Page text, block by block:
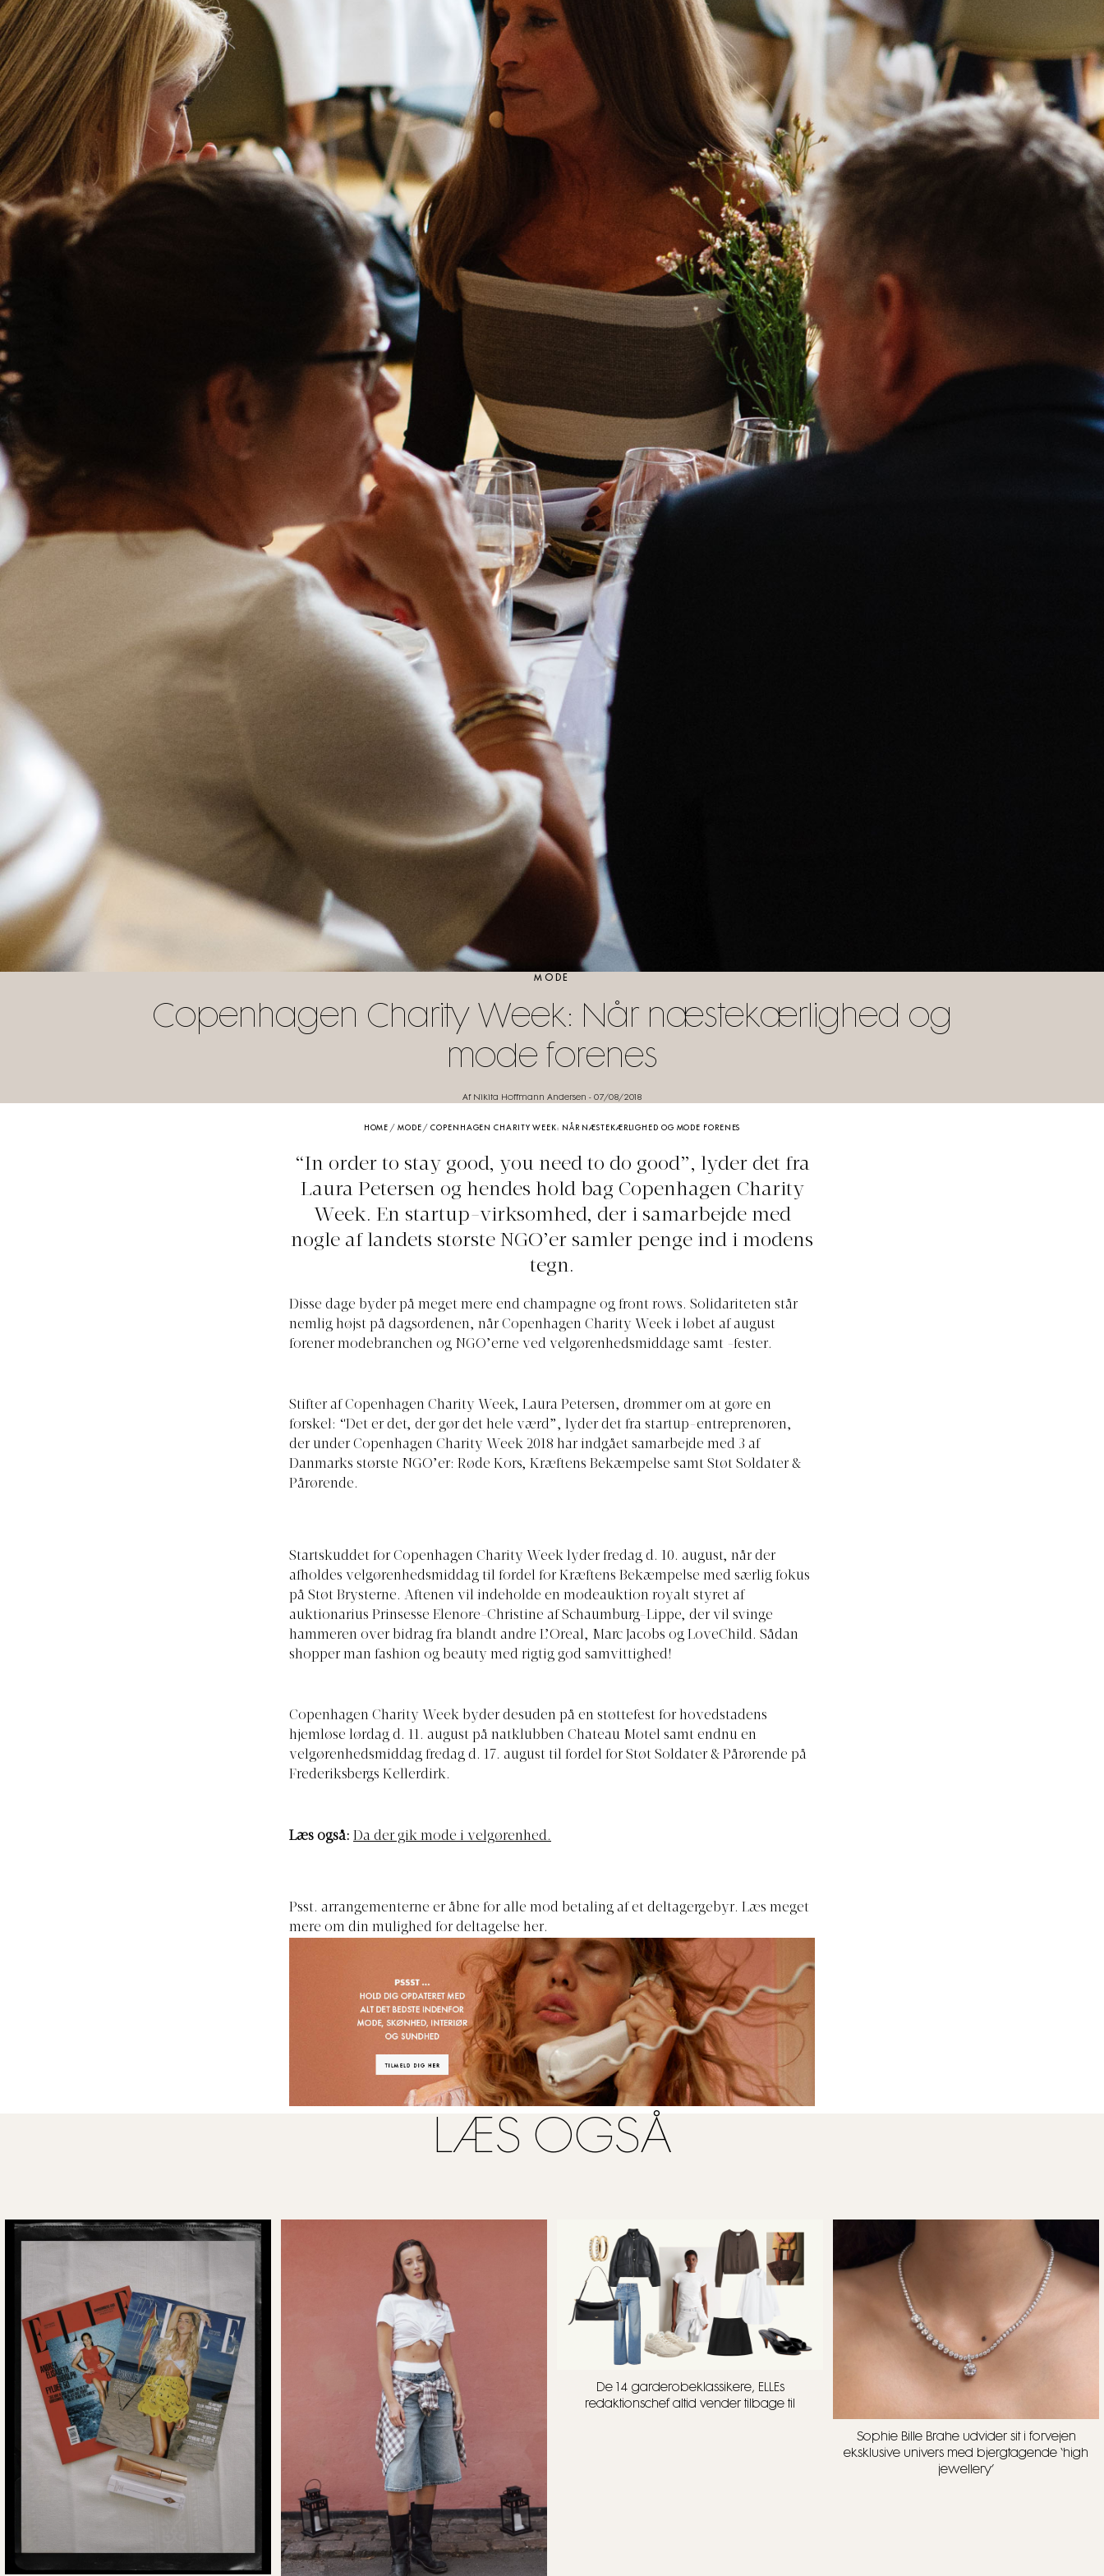
MODE
Copenhagen Charity Week: Når næstekærlighed og
mode forenes
Af Nikita Hoffmann Andersen - 07/08/2018
HOME / MODE /COPENHAGEN CHARITY WEEK: NÅR NÆSTEKÆRLIGHED OG MODE FORENES
“In order to stay good, you need to do good”, lyder det fra
Laura Petersen og hendes hold bag Copenhagen Charity
Week. En startup-virksomhed, der i samarbejde med
nogle af landets største NGO’er samler penge ind i modens
tegn.
Disse dage byder på meget mere end champagne og front rows. Solidariteten står
nemlig højst på dagsordenen, når Copenhagen Charity Week i løbet af august
forener modebranchen og NGO’erne ved velgørenhedsmiddage samt -fester.
Stifter af Copenhagen Charity Week, Laura Petersen, drømmer om at gøre en
forskel: “Det er det, der gør det hele værd”, lyder det fra startup-entreprenøren,
der under Copenhagen Charity Week 2018 har indgået samarbejde med 3 af
Danmarks største NGO’er: Røde Kors, Kræftens Bekæmpelse samt Støt Soldater &
Pårørende.
Startskuddet for Copenhagen Charity Week lyder fredag d. 10. august, når der
afholdes velgørenhedsmiddag til fordel for Kræftens Bekæmpelse med særlig fokus
på Støt Brysterne. Aftenen vil indeholde en modeauktion royalt styret af
auktionarius Prinsesse Elenore-Christine af Schaumburg-Lippe, der vil svinge
hammeren over bidrag fra blandt andre L’Oreal, Marc Jacobs og LoveChild. Sådan
shopper man fashion og beauty med rigtig god samvittighed!
Copenhagen Charity Week byder desuden på en støttefest for hovedstadens
hjemløse lørdag d. 11. august på natklubben Chateau Motel samt endnu en
velgørenhedsmiddag fredag d. 17. august til fordel for Støt Soldater & Pårørende på
Frederiksbergs Kellerdirk.
Læs også: Da der gik mode i velgørenhed.
Psst. arrangementerne er åbne for alle mod betaling af et deltagergebyr. Læs meget
mere om din mulighed for deltagelse her.
LÆS OGSÅ
De 14 garderobeklassikere, ELLEs
redaktionschef altid vender tilbage til
Sophie Bille Brahe udvider sit i forvejen
eksklusive univers med bjergtagende ‘high
jewellery’